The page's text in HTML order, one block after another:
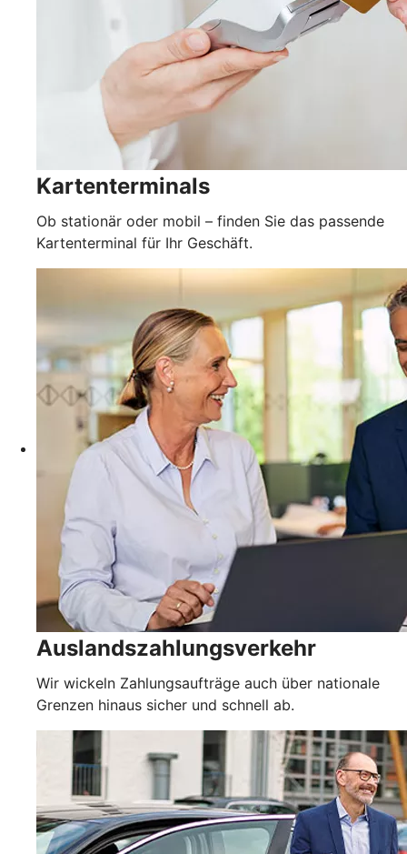
Kartenterminals
Ob stationär oder mobil – finden Sie das passende
Kartenterminal für Ihr Geschäft.
Auslandszahlungsverkehr
Wir wickeln Zahlungsaufträge auch über nationale
Grenzen hinaus sicher und schnell ab.